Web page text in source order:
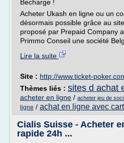
Becharge !
Acheter Ukash en ligne ou un
désormais possible grâce au
proposé par Prepaid Company
Primmo Conseil une société
Lire la suite
Site : http://www.ticket-
Thèmes liés : sites d achat
acheter en ligne / acheter jeu de
ligne / achat en ligne avec
Cialis Suisse - Acheter
rapide 24h ...